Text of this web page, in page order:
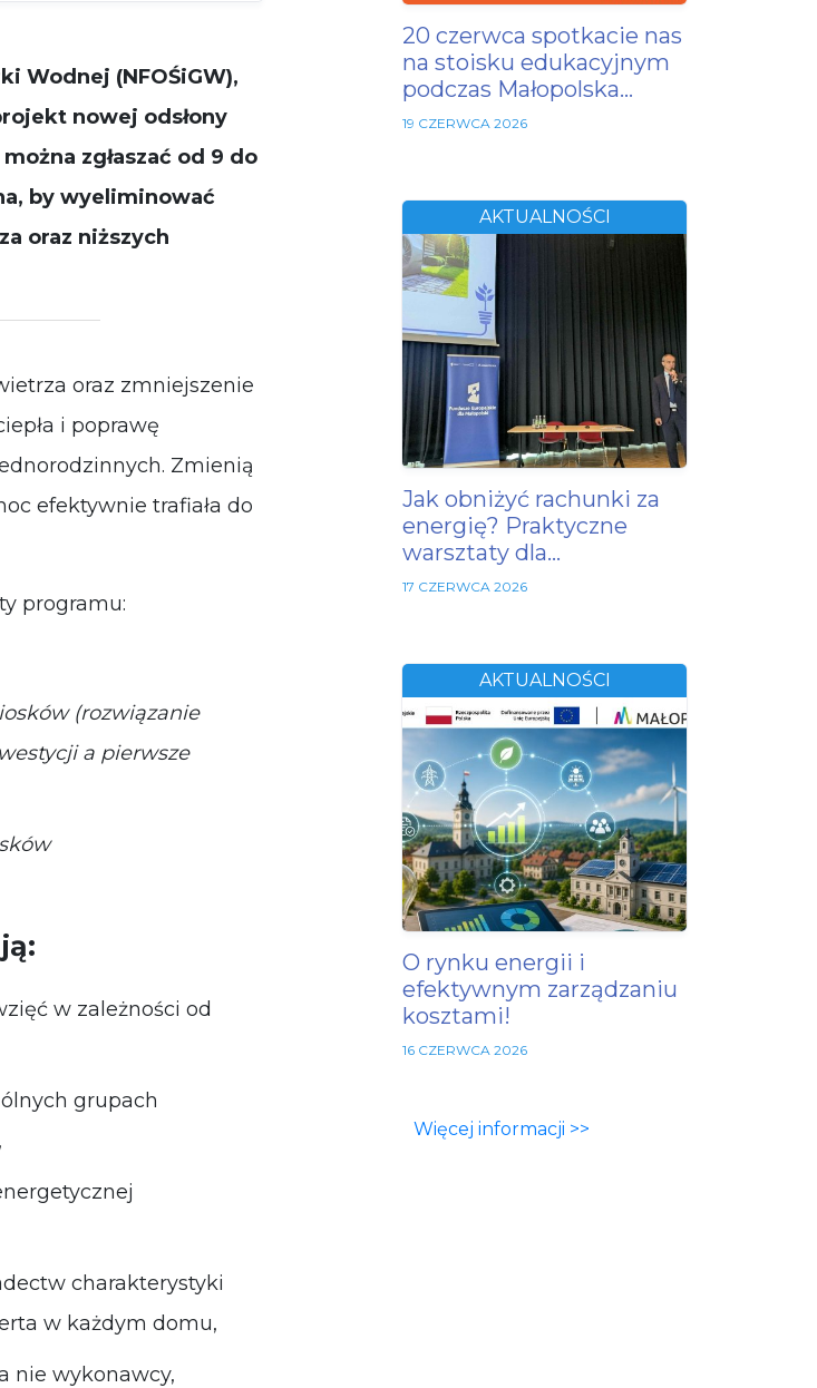
Wodnej (NFOŚiGW),
nowej odsłony
zgłaszać od 9 do
by wyeliminować
oraz niższych
oraz zmniejszenie
i poprawę
Zmienią
efektywnie trafiała do
programu:
(rozwiązanie
a pierwsze
w zależności od
grupach
charakterystyki
w każdym domu,
nie wykonawcy,
20 czerwca spotkacie nas
na stoisku edukacyjnym
podczas Małopolska…
19 CZERWCA 2026
AKTUALNOŚCI
Jak obniżyć rachunki za
energię? Praktyczne
warsztaty dla…
17 CZERWCA 2026
AKTUALNOŚCI
O rynku energii i
efektywnym zarządzaniu
kosztami!
16 CZERWCA 2026
Więcej informacji >>
Twojej wizyty.
te pliki cookie,
funkcje znikną
internetowej.